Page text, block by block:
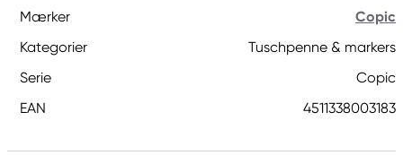
Mærker
Copic
Kategorier
Tuschpenne & markers
Serie
Copic
EAN
4511338003183